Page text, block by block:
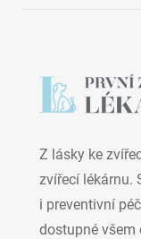
Z lásky ke
zvířecí lékárnu.
i preventivní
dostupné všem